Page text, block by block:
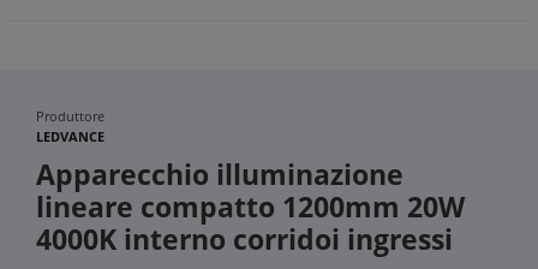
Produttore
LEDVANCE
Apparecchio illuminazione
lineare compatto 1200mm 20W
4000K interno corridoi ingressi